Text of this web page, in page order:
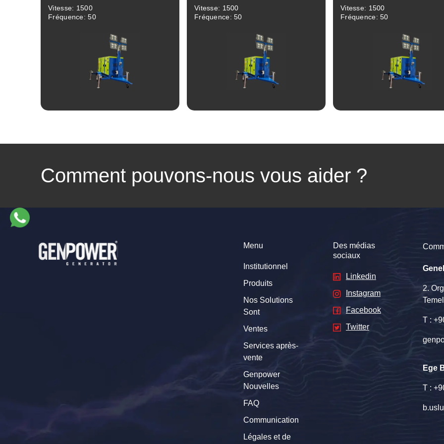
Vitesse: 1500
Fréquence: 50
Vitesse: 1500
Fréquence: 50
Vitesse: 1500
Fréquence: 50
Comment pouvons-nous vous aider ?
Menu
Institutionnel
Produits
Nos Solutions
Sont
Ventes
Services après-
vente
Genpower
Nouvelles
FAQ
Communication
Légales et de
Des médias
sociaux
Linkedin
Instagram
Facebook
Twitter
2.
T :
Ege
T :